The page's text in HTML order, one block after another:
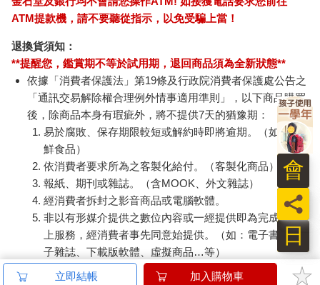
ATM提款機，請不要聽從指示，以免受騙上當！
退換貨須知：
**提醒您，鑑賞期不等於試用期，退回商品須為全新狀態**
依據「消費者保護法」第19條及行政院消費者保護處公告之
「通訊交易解除權合理例外情事適用準則」，以下商品購買
後，除商品本身有瑕疵外，將不提供7天的猶豫期：
易於腐敗、保存期限較短或解約時即將逾期。（如：生
鮮食品）
依消費者要求所為之客製化給付。（客製化商品）
報紙、期刊或雜誌。（含MOOK、外文雜誌）
經消費者拆封之影音商品或電腦軟體。
非以有形媒介提供之數位內容或一經提供即為完成之線
上服務，經消費者事先同意始提供。（如：電子書、電
子雜誌、下載版軟體、虛擬商品…等）
已拆封之個人衛生用品。（如：內衣褲、刮鬍刀、除毛
立即結帳 加入購物車
日
員
會